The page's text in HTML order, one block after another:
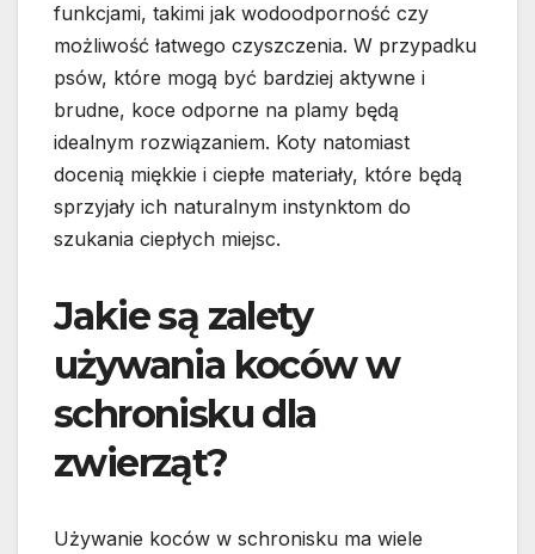
funkcjami, takimi jak wodoodporność czy
możliwość łatwego czyszczenia. W przypadku
psów, które mogą być bardziej aktywne i
brudne, koce odporne na plamy będą
idealnym rozwiązaniem. Koty natomiast
docenią miękkie i ciepłe materiały, które będą
sprzyjały ich naturalnym instynktom do
szukania ciepłych miejsc.
Jakie są zalety
używania koców w
schronisku dla
zwierząt?
Używanie koców w schronisku ma wiele